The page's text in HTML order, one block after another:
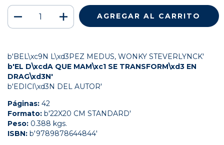
b'BEL\xc9N L\xd3PEZ MEDUS, WONKY STEVERLYNCK'
b'EL D\xcdA QUE MAM\xc1 SE TRANSFORM\xd3 EN
DRAG\xd3N'
b'EDICI\xd3N DEL AUTOR'
Páginas: 42
Formato: b'22X20 CM STANDARD'
Peso: 0.388 kgs.
ISBN: b'9789878644844'